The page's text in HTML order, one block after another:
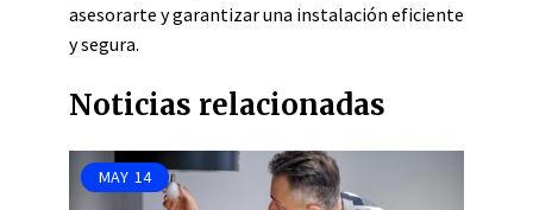
asesorarte y garantizar una instalación eficiente
y segura.
Noticias relacionadas
MAY 14